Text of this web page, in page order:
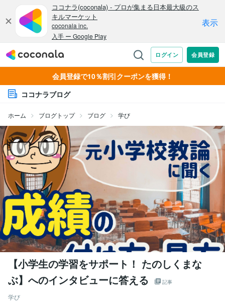
会員登録で10％割引クーポンを獲得！
ココナラブログ
ホーム ブログトップ ブログ 学び
【小学生の学習をサポート！ たのしくまな
ぶ】へのインタビューに答える
記事
学び